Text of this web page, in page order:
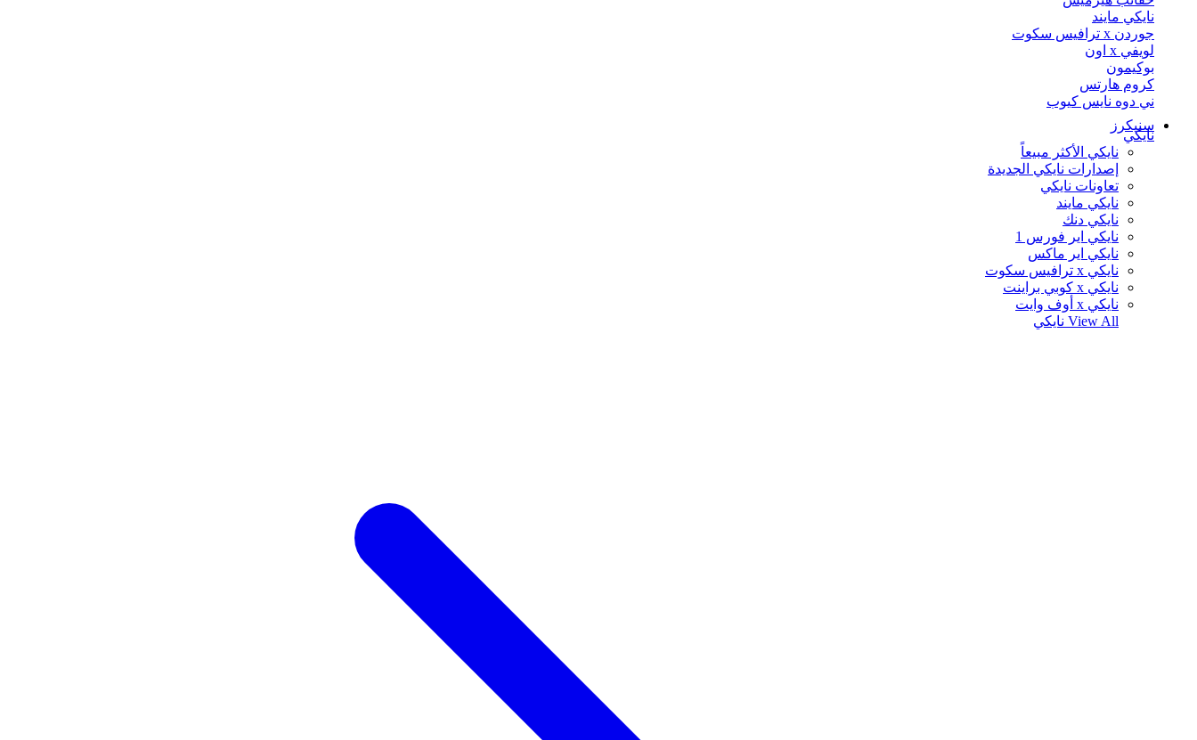
نايكي مايند
جوردن x ترافيس سكوت
لويفي x اون
بوكيمون
كروم هارتس
ني دوه نايس كيوب
سنيكرز
نايكي
نايكي الأكثر مبيعاً
إصدارات نايكي الجديدة
تعاونات نايكي
نايكي مايند
نايكي دنك
نايكي اير فورس 1
نايكي اير ماكس
نايكي x ترافيس سكوت
نايكي x كوبي براينت
نايكي x أوف وايت
View All نايكي